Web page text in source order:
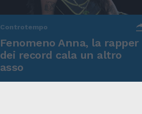
Controtempo
Fenomeno Anna, la rapper
dei record cala un altro
asso